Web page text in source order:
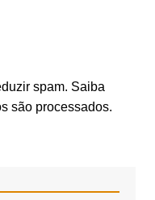
spam. Saiba
são processados.